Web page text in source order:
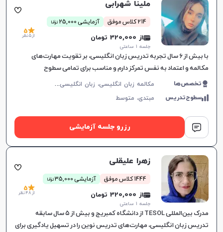
ملینا شهرابی
214 کلاس موفق آزمایشی 25,000 توما
ن
از 320,000 تومان
جلسه ۱ ساعتی
5
از 5 نظر
با بیش از ۶ سال تجربه تدریس زبان انگلیسی، بر تقویت مهارت‌های
مکالمه و اعتماد به نفس تمرکز دارم و مناسب برای تمامی سطوح
زبان‌آموزان هستم.
تخصص‌ها م
کالمه زبان انگلیسی، زبان انگلیسی عمومی، گرامر زبان انگلیسی، زبان انگلیسی آمریکایی، زبان انگلیسی کنکور سراسری، زبان انگلیسی هفتم دبیرستان، زبان انگلیسی هشتم دبیرستان، زبان انگلیسی نهم دبیرستان، زبان انگلیسی دهم دبیرستان، زبان انگلیسی یازدهم دبیرستان، زبان انگلیسی دوازدهم دبیرستان، زبان انگلیسی کودکان
سطوح‌تدریس مبتدی، متوسط
رزرو جلسه آزمایشی
زهرا علیقلی
1444 کلاس موفق آزمایشی 35,000 توما
ن
از 320,000 تومان
جلسه ۱ ساعتی
5
از 48 نظر
مدرک بین‌المللی TESOL از دانشگاه کمبریج و بیش از ۵ سال سابقه
تدریس زبان انگلیسی، مهارت‌های تدریس نوین را در تسهیل یادگیری برای